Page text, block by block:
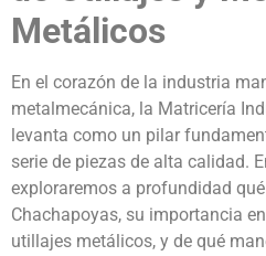
Metálicos
En el corazón de la industria
metalmecánica, la Matricería
levanta como un pilar
serie de piezas de alta calidad.
exploraremos a profundidad
Chachapoyas, su importancia
utillajes metálicos, y de qué